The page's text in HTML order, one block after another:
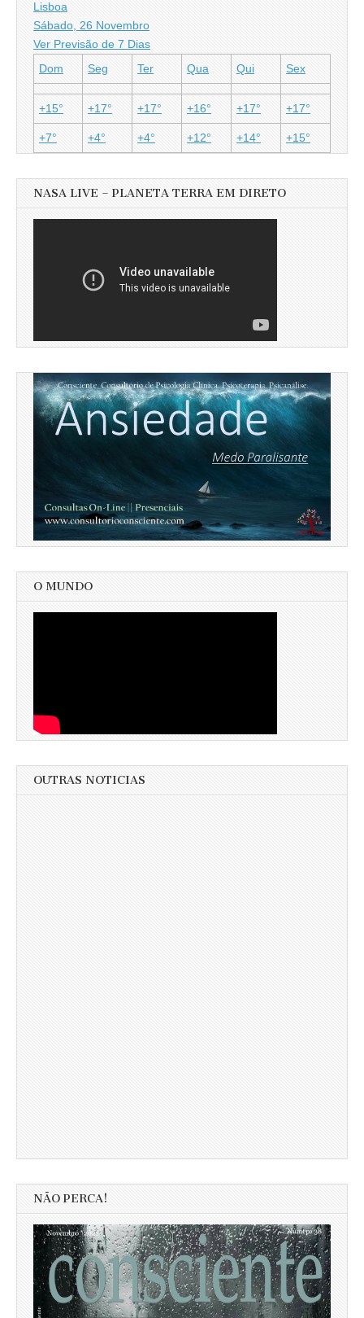
Lisboa
Sábado, 26 Novembro
Ver Previsão de 7 Dias
Dom
Seg Ter Qua Qui Sex
+15° +17° +17° +16° +17° +17°
+7° +4° +4° +12° +14° +15°
NASA LIVE – PLANETA TERRA EM DIRETO
O MUNDO
OUTRAS NOTICIAS
NÃO PERCA!